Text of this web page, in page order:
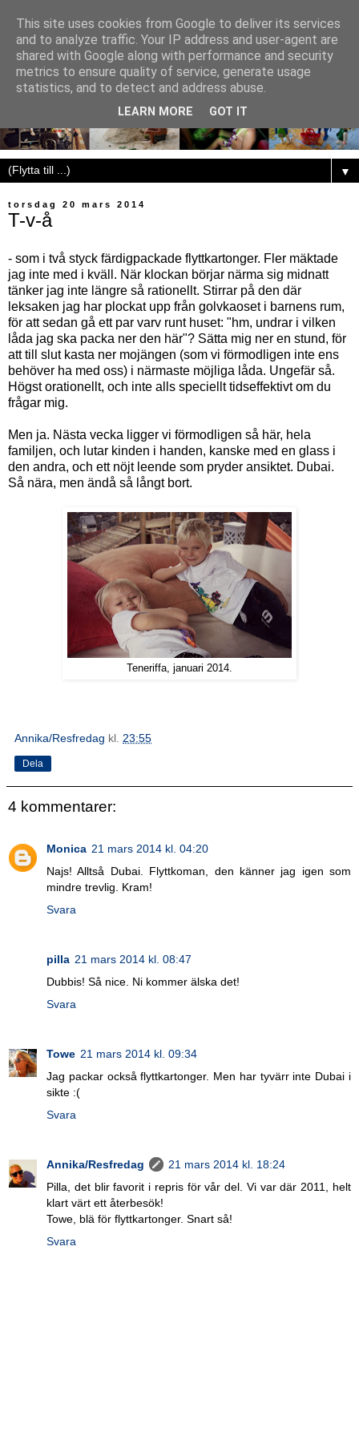
▼
torsdag 20 mars 2014
T-v-å
- som i två styck färdigpackade flyttkartonger. Fler mäktade
jag inte med i kväll. När klockan börjar närma sig midnatt
tänker jag inte längre så rationellt. Stirrar på den där
leksaken jag har plockat upp från golvkaoset i barnens rum,
för att sedan gå ett par varv runt huset: "hm, undrar i vilken
låda jag ska packa ner den här"? Sätta mig ner en stund, för
att till slut kasta ner mojängen (som vi förmodligen inte ens
behöver ha med oss) i närmaste möjliga låda. Ungefär så.
Högst orationellt, och inte alls speciellt tidseffektivt om du
frågar mig.
Men ja. Nästa vecka ligger vi förmodligen så här, hela
familjen, och lutar kinden i handen, kanske med en glass i
den andra, och ett nöjt leende som pryder ansiktet. Dubai.
Så nära, men ändå så långt bort.
Teneriffa, januari 2014.
Annika/Resfredag kl. 23:55
Dela
4 kommentarer:
Monica 21 mars 2014 kl. 04:20
Najs! Alltså Dubai. Flyttkoman, den känner jag igen som
mindre trevlig. Kram!
Svara
pilla 21 mars 2014 kl. 08:47
Dubbis! Så nice. Ni kommer älska det!
Svara
Towe 21 mars 2014 kl. 09:34
Jag packar också flyttkartonger. Men har tyvärr inte Dubai i
sikte :(
Svara
Annika/Resfredag
21 mars 2014 kl. 18:24
Pilla, det blir favorit i repris för vår del. Vi var där 2011, helt
klart värt ett återbesök!
Towe, blä för flyttkartonger. Snart så!
Svara
This site uses cookies from Google to deliver its services
and to analyze traffic. Your IP address and user-agent are
shared with Google along with performance and security
metrics to ensure quality of service, generate usage
statistics, and to detect and address abuse.
LEARN MORE GOT IT